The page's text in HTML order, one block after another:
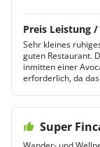
Preis Leistung
Sehr kleines
guten Restaurant.
inmitten einer
erforderlich, da
Super